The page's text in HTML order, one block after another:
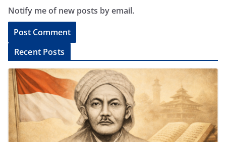
Notify me of new posts by email.
l
a
Recent Posts